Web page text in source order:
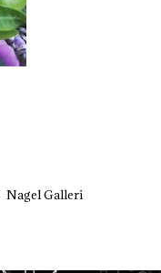
Nagel Galleri